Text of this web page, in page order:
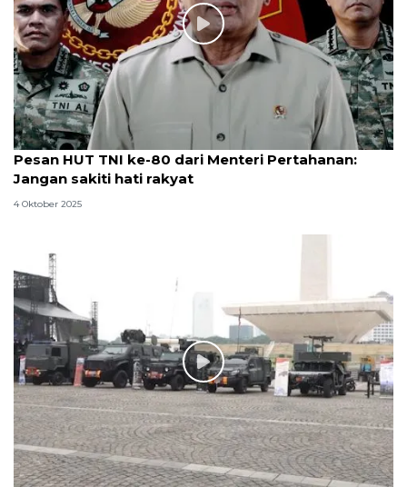
Pesan HUT TNI ke-80 dari Menteri Pertahanan:
Jangan sakiti hati rakyat
4 Oktober 2025